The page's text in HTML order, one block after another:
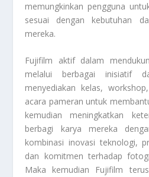
memungkinkan pengguna
sesuai dengan kebutuhan
mereka.
Fujifilm aktif dalam
melalui berbagai inisiatif
menyediakan kelas,
acara pameran untuk
kemudian meningkatkan
berbagi karya mereka
kombinasi inovasi teknologi,
dan komitmen terhadap
Maka kemudian Fujifilm